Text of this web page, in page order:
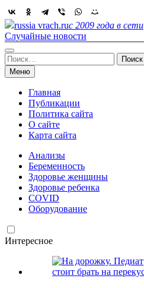
Skip
to
content
russia vrach.ruс 2009 года в сети
Случайные новости
Найти:
Меню
Главная
Публикации
Политика сайта
О сайте
Карта сайта
Анализы
Беременность
Здоровье женщины
Здоровье ребенка
COVID
Оборудование
Интересное